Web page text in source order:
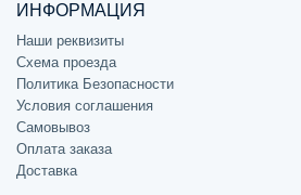
ИНФОРМАЦИЯ
Наши реквизиты
Схема проезда
Политика Безопасности
Условия соглашения
Самовывоз
Оплата заказа
Доставка